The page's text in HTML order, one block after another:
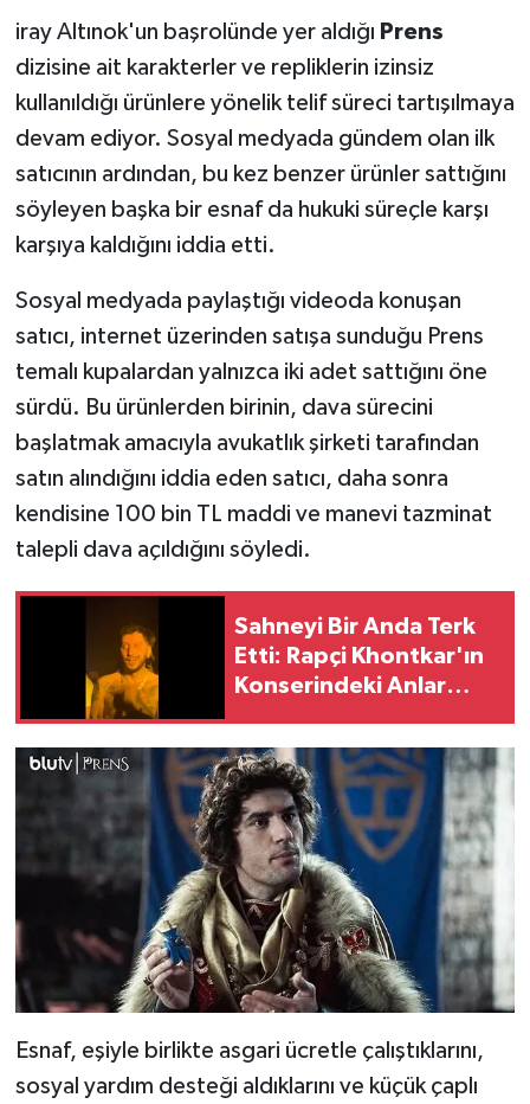
iray Altınok'un başrolünde yer aldığı Prens
dizisine ait karakterler ve repliklerin izinsiz
kullanıldığı ürünlere yönelik telif süreci tartışılmaya
devam ediyor. Sosyal medyada gündem olan ilk
satıcının ardından, bu kez benzer ürünler sattığını
söyleyen başka bir esnaf da hukuki süreçle karşı
karşıya kaldığını iddia etti.
Sosyal medyada paylaştığı videoda konuşan
satıcı, internet üzerinden satışa sunduğu Prens
temalı kupalardan yalnızca iki adet sattığını öne
sürdü. Bu ürünlerden birinin, dava sürecini
başlatmak amacıyla avukatlık şirketi tarafından
satın alındığını iddia eden satıcı, daha sonra
kendisine 100 bin TL maddi ve manevi tazminat
talepli dava açıldığını söyledi.
Sahneyi Bir Anda Terk
Etti: Rapçi Khontkar'ın
Konserindeki Anlar
Esnaf, eşiyle birlikte asgari ücretle çalıştıklarını,
sosyal yardım desteği aldıklarını ve küçük çaplı
Seri İlan
Siyaset
Sokak Hayvanlarını Sahiplendirme
Sonsöz Özel
Vasıta
Yaşam